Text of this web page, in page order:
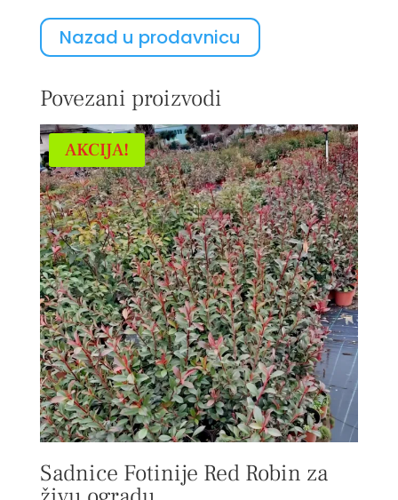
Nazad u prodavnicu
Povezani proizvodi
AKCIJA!
Sadnice Fotinije Red Robin za